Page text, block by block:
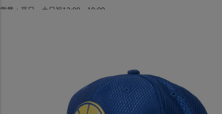
営業：平日・土日祝12:00～19:00